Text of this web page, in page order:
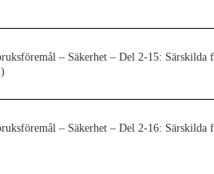
– Säkerhet – Del 2-15:
– Säkerhet – Del 2-16: